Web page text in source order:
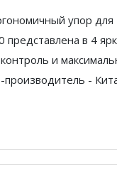
упор для
в 4
и
-